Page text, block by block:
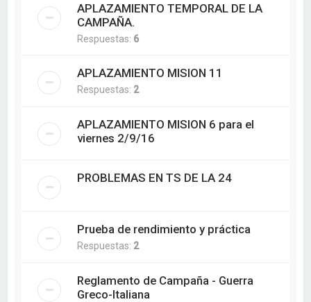
APLAZAMIENTO TEMPORAL DE LA
CAMPAÑA.
Respuestas: 6
APLAZAMIENTO MISION 11
Respuestas: 2
APLAZAMIENTO MISION 6 para el
viernes 2/9/16
PROBLEMAS EN TS DE LA 24
Prueba de rendimiento y práctica
Respuestas: 2
Reglamento de Campaña - Guerra
Greco-Italiana